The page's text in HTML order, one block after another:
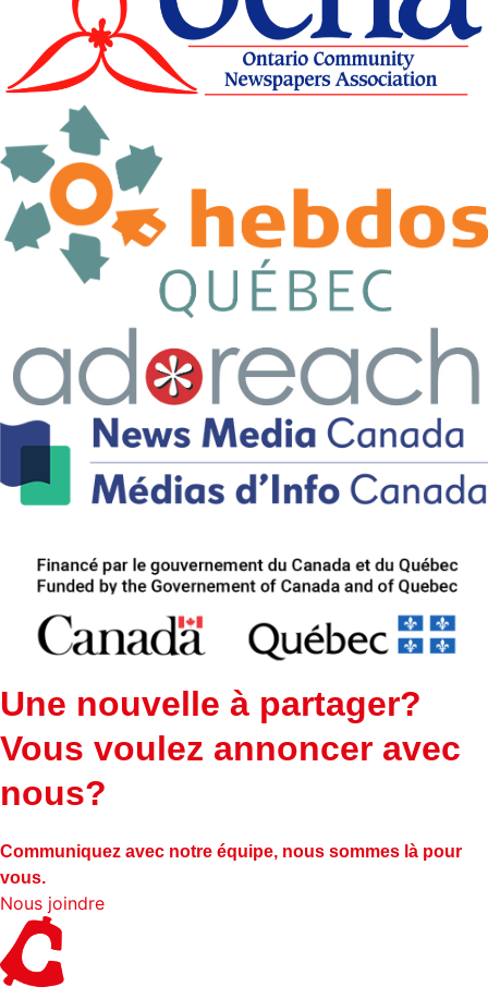
Une nouvelle à partager?
Vous voulez annoncer avec
nous?
Communiquez avec notre équipe, nous sommes là pour
vous.
Nous joindre